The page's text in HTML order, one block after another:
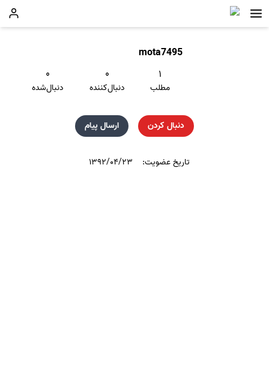
mota7495
۱
مطلب
۰
دنبال‌کننده
۰
دنبال‌شده
دنبال کردن ارسال پیام
تاریخ عضویت: ۱۳۹۲/۰۴/۲۳